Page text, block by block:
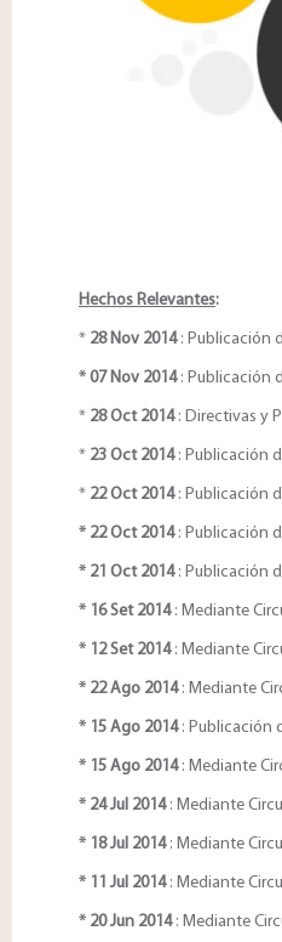
Hechos Relevantes:
* 28 Nov 2014: Publicación
* 07 Nov 2014: Publicación
* 28 Oct 2014: Directivas y
* 23 Oct 2014: Publicación
* 22 Oct 2014: Publicación
* 22 Oct 2014: Publicación
* 21 Oct 2014: Publicación
* 16 Set 2014: Mediante
* 12 Set 2014: Mediante
* 22 Ago 2014: Mediante
* 15 Ago 2014: Publicación
* 15 Ago 2014: Mediante
* 24 Jul 2014: Mediante
* 18 Jul 2014: Mediante
* 11 Jul 2014: Mediante
* 20 Jun 2014: Mediante